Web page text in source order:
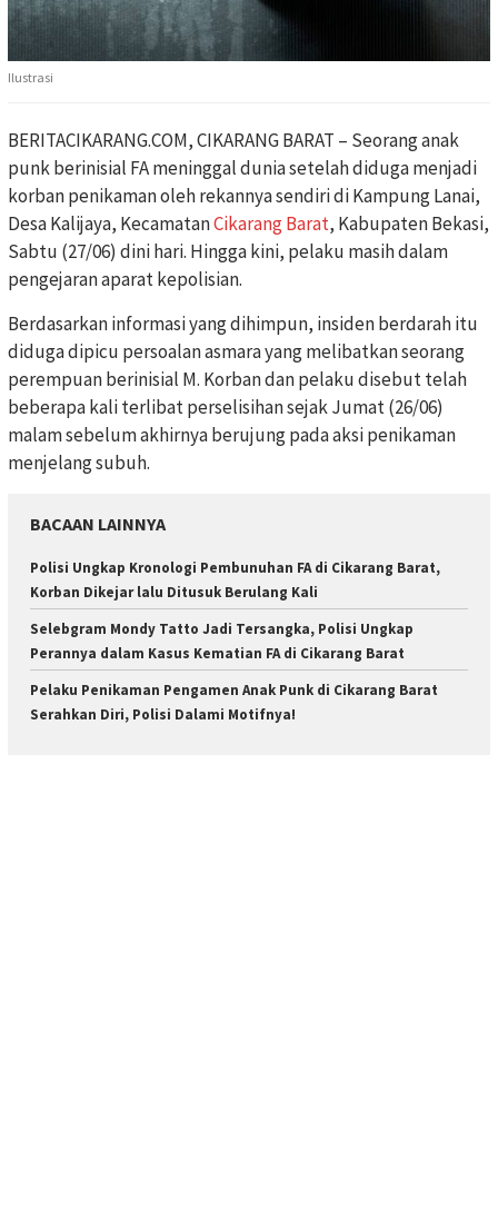
Ilustrasi
BERITACIKARANG.COM, CIKARANG BARAT – Seorang anak
punk berinisial FA meninggal dunia setelah diduga menjadi
korban penikaman oleh rekannya sendiri di Kampung Lanai,
Desa Kalijaya, KecamatanCikarang Barat, Kabupaten Bekasi,
Sabtu (27/06) dini hari. Hingga kini, pelaku masih dalam
pengejaran aparat kepolisian.
Berdasarkan informasi yang dihimpun, insiden berdarah itu
diduga dipicu persoalan asmara yang melibatkan seorang
perempuan berinisial M. Korban dan pelaku disebut telah
beberapa kali terlibat perselisihan sejak Jumat (26/06)
malam sebelum akhirnya berujung pada aksi penikaman
menjelang subuh.
BACAAN LAINNYA
Polisi Ungkap Kronologi Pembunuhan FA di Cikarang Barat,
Korban Dikejar lalu Ditusuk Berulang Kali
Selebgram Mondy Tatto Jadi Tersangka, Polisi Ungkap
Perannya dalam Kasus Kematian FA di Cikarang Barat
Pelaku Penikaman Pengamen Anak Punk di Cikarang Barat
Serahkan Diri, Polisi Dalami Motifnya!